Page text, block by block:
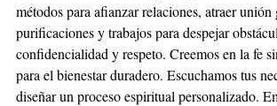
métodos para afianzar relaciones, atraer unión
purificaciones y trabajos para despejar
confidencialidad y respeto. Creemos en la fe
para el bienestar duradero. Escuchamos tus
diseñar un proceso espiritual personalizado.